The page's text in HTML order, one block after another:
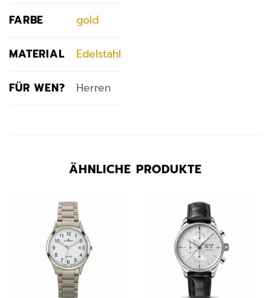
FARBE gold
MATERIAL Edelstahl
FÜR WEN? Herren
ÄHNLICHE PRODUKTE